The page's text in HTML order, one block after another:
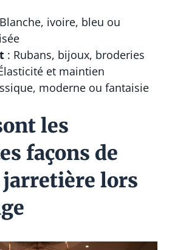
ivoire, bleu ou
: Rubans, bijoux, broderies
et maintien
moderne ou fantaisie
les
façons de
lors